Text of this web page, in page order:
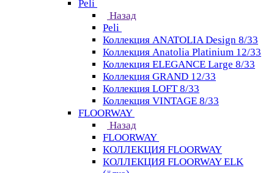
Peli
Назад
Peli
Коллекция ANATOLIA Design 8/33
Коллекция Anatolia Platinium 12/33
Коллекция ELEGANCE Large 8/33
Коллекция GRAND 12/33
Коллекция LOFT 8/33
Коллекция VINTAGE 8/33
FLOORWAY
Назад
FLOORWAY
КОЛЛЕКЦИЯ FLOORWAY
КОЛЛЕКЦИЯ FLOORWAY ELK